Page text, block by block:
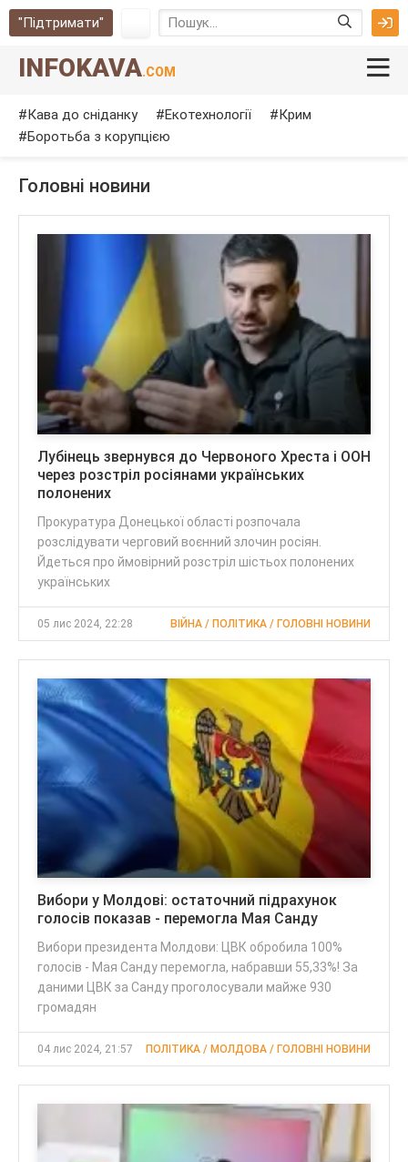
"Підтримати"
INFOKAVA.COM
Кава до сніданку Екотехнології
Крим
Боротьба з корупцією
Головні новини
Лубінець звернувся до Червоного Хреста і ООН
через розстріл росіянами українських
полонених
Прокуратура Донецької області розпочала
розслідувати черговий воєнний злочин росіян.
Йдеться про ймовірний розстріл шістьох полонених
українських
05 лис 2024, 22:28 ВІЙНА / ПОЛІТИКА / ГОЛОВНІ НОВИНИ
Вибори у Молдові: остаточний підрахунок
голосів показав - перемогла Мая Санду
Вибори президента Молдови: ЦВК обробила 100%
голосів - Мая Санду перемогла, набравши 55,33%! За
даними ЦВК за Санду проголосували майже 930
громадян
04 лис 2024, 21:57 ПОЛІТИКА / МОЛДОВА / ГОЛОВНІ НОВИНИ